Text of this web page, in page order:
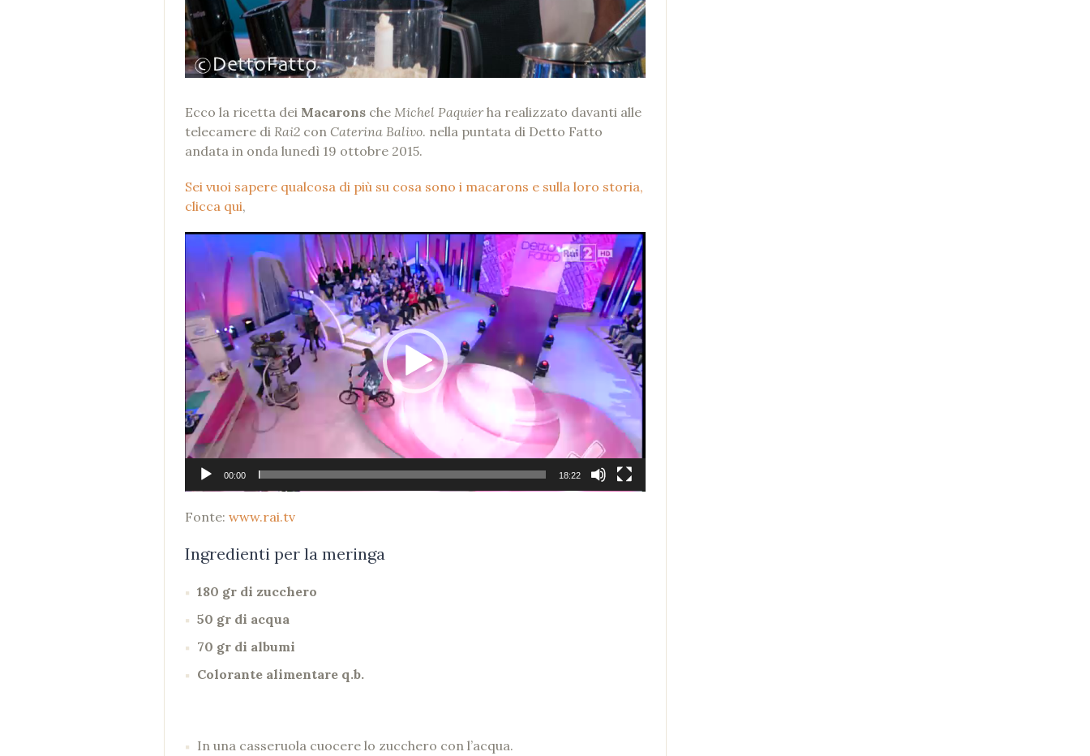
Ecco la ricetta dei Macarons che Michel Paquier ha realizzato davanti alle
telecamere di Rai2 con Caterina Balivo. nella puntata di Detto Fatto
andata in onda lunedì 19 ottobre 2015.
Sei vuoi sapere qualcosa di più su cosa sono i macarons e sulla loro storia,
clicca qui,
Video
Player
00:00 18:22
Fonte: www.rai.tv
Ingredienti per la meringa
180 gr di zucchero
50 gr di acqua
70 gr di albumi
Colorante alimentare q.b.
In una casseruola cuocere lo zucchero con l’acqua.